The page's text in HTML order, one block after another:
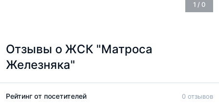
1 / 0
Отзывы о ЖСК "Матроса
Железняка"
Рейтинг от посетителей 0 отзывов